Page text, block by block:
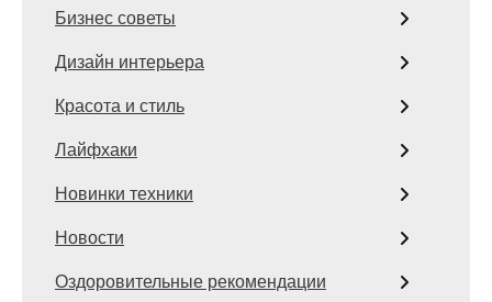
Бизнес советы
Дизайн интерьера
Красота и стиль
Лайфхаки
Новинки техники
Новости
Оздоровительные рекомендации